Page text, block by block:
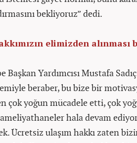
bekliyoruz” dedi.
elimizden alınması
Başkan Yardımcısı Mustafa
beraber, bu bize bir
çok yoğun mücadele etti, çok
hala devam
Ücretsiz ulaşım hakkı zaten